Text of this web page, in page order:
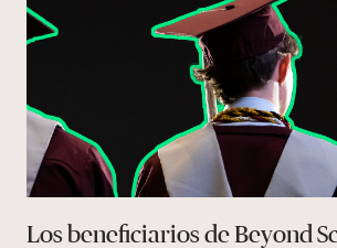
Los beneficiarios de Beyond